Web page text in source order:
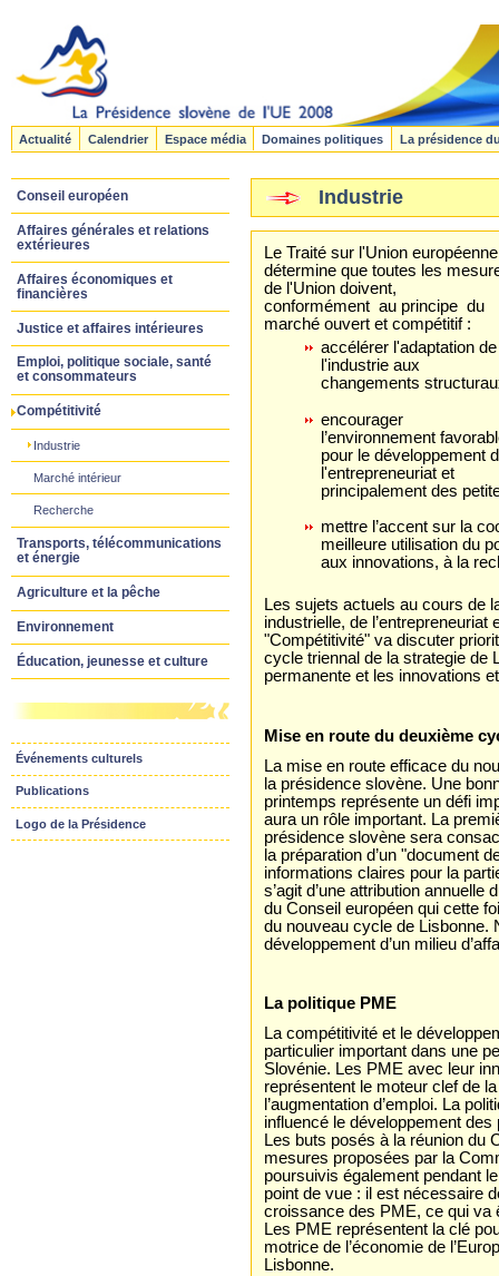
Actualité Calendrier Espace média Domaines politiques La présidence
Conseil européen
Affaires générales et relations
extérieures
Affaires économiques et
financières
Justice et affaires intérieures
Emploi, politique sociale, santé
et consommateurs
Compétitivité
Industrie
Marché intérieur
Recherche
Transports, télécommunications
et énergie
Agriculture et la pêche
Environnement
Éducation, jeunesse et culture
Événements culturels
Publications
Logo de la Présidence
Industrie
Le Traité sur l'Union européenne
détermine que toutes les
de l'Union doivent,
conformément au principe du
marché ouvert et compétitif :
accélérer l'adaptation de
l'industrie aux
changements
encourager
l’environnement
pour le développement
l'entrepreneuriat et
principalement des
mettre l’accent sur la
meilleure utilisation du
aux innovations, à la
Les sujets actuels au cours de
industrielle, de l’entrepreneuriat
"Compétitivité" va discuter
cycle triennal de la strategie de
permanente et les innovations
Mise en route du deuxième
La mise en route efficace du
la présidence slovène. Une
printemps représente un défi
aura un rôle important. La
présidence slovène sera
la préparation d’un "document
informations claires pour la
s’agit d’une attribution
du Conseil européen qui cette
du nouveau cycle de Lisbonne.
développement d’un milieu
La politique PME
La compétitivité et le
particulier important dans une
Slovénie. Les PME avec leur
représentent le moteur clef de
l’augmentation d’emploi. La
influencé le développement des
Les buts posés à la réunion du
mesures proposées par la
poursuivis également pendant
point de vue : il est nécessaire
croissance des PME, ce qui va
Les PME représentent la clé
motrice de l’économie de
Lisbonne.